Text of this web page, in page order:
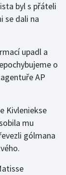
byl s přáteli
se dali na
upadl a
o
AP
Kivleniekse
mu
gólmana